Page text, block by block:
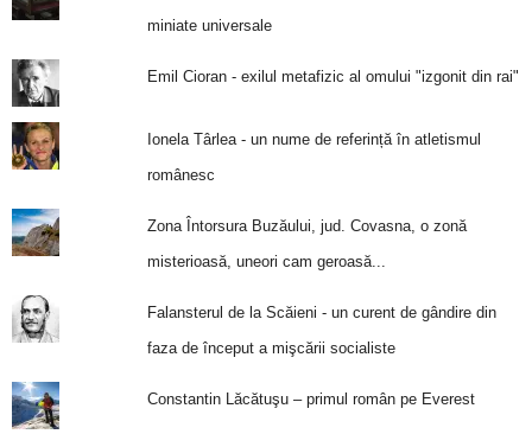
miniate universale
Emil Cioran - exilul metafizic al omului "izgonit din rai"
Ionela Târlea - un nume de referință în atletismul
românesc
Zona Întorsura Buzăului, jud. Covasna, o zonă
misterioasă, uneori cam geroasă...
Falansterul de la Scăieni - un curent de gândire din
faza de început a mişcării socialiste
Constantin Lăcătuşu – primul român pe Everest